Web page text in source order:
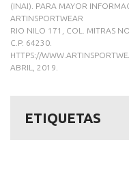
(INAI). PARA MAYOR
ARTINSPORTWEAR
RIO NILO 171, COL. MITRAS
C.P. 64230.
HTTPS://
ABRIL, 2019.
ETIQUETAS